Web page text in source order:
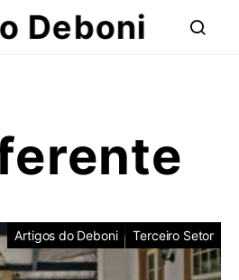
Deboni
Artigos do Deboni Terceiro Setor